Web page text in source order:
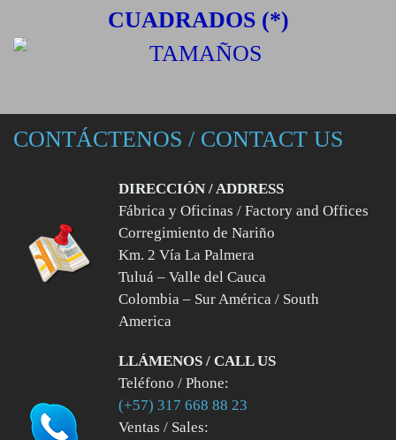
CUADRADOS (*)
CONTÁCTENOS / CONTACT US
DIRECCIÓN / ADDRESS
Fábrica y Oficinas / Factory and Offices
Corregimiento de Nariño
Km. 2 Vía La Palmera
Tuluá – Valle del Cauca
Colombia – Sur América / South
America
LLÁMENOS / CALL US
Teléfono / Phone:
(+57) 317 668 88 23
Ventas / Sales: